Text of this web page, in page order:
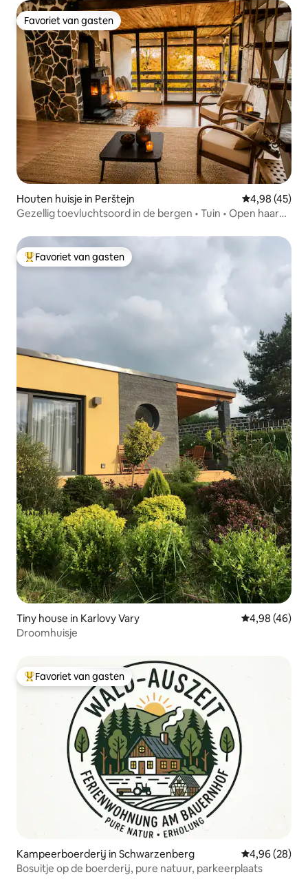
Favoriet van gasten
Favoriet van gasten
Houten huisje in Perštejn Gemiddelde
4,98 (45)
Gezellig toevluchtsoord in de bergen • Tuin • Open haard •
Topfavoriet van gasten
Favoriet van gasten
Tiny house in Karlovy Vary Gemiddelde
4,98 (46)
Droomhuisje
Topfavoriet van gasten
Favoriet van gasten
Kampeerboerderij in Schwarzenberg Gemiddelde
4,96 (28)
Bosuitje op de boerderij, pure natuur, parkeerplaats